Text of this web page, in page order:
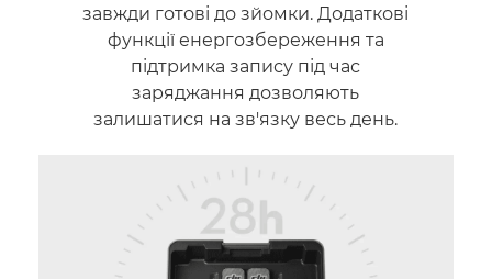
завжди готові до зйомки. Додаткові
функції енергозбереження та
підтримка запису під час
заряджання дозволяють
залишатися на зв'язку весь день.